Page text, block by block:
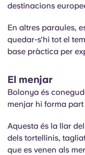
destinacions
En altres paraules,
quedar-s'hi tot el
base pràctica per
El menjar
Bolonya és
menjar hi forma
Aquesta és la llar del
dels tortellinis,
que es venen als